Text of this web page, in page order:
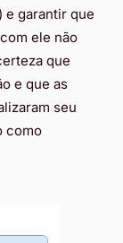
e garantir que
ele não
que
e que as
seu
como